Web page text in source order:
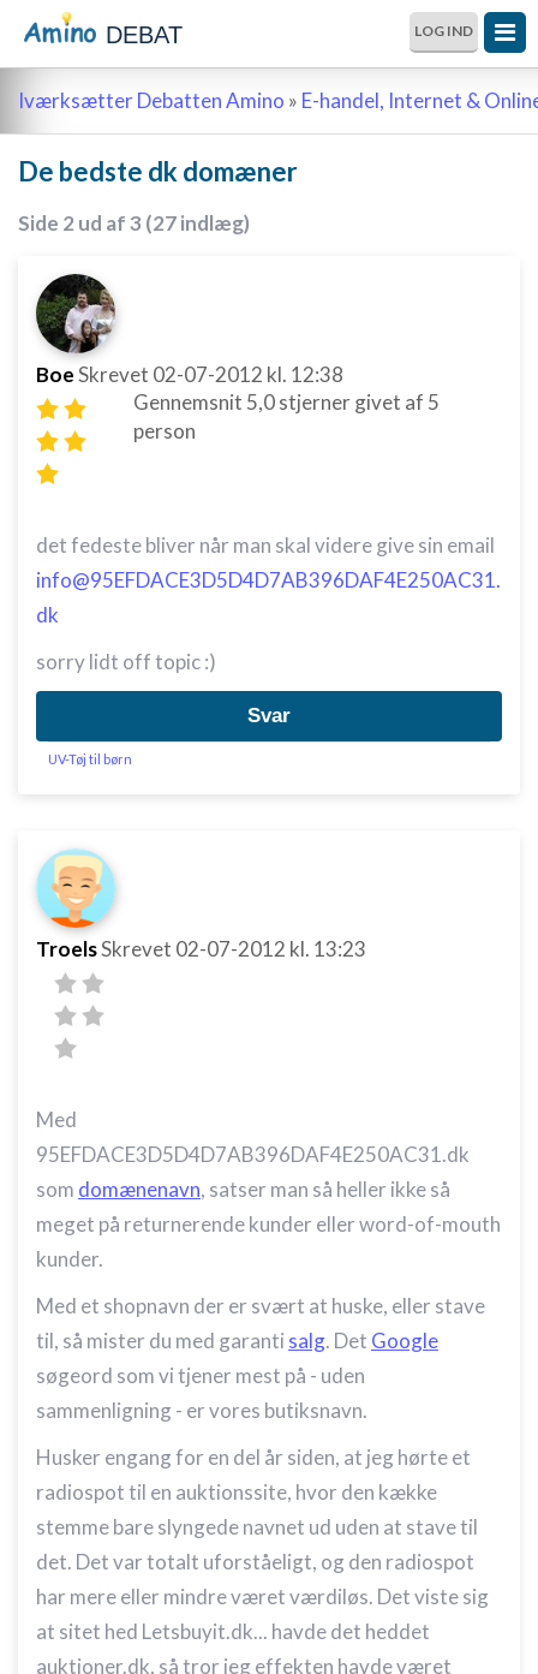
DEBAT LOG IND
Iværksætter Debatten Amino » E-handel, Internet &
De bedste dk domæner
Side 2 ud af 3 (27 indlæg)
BoeSkrevet 02-07-2012 kl. 12:38
Gennemsnit 5,0stjerner givet af 5
person
det fedeste bliver når man skal videre give sin email
info@95EFDACE3D5D4D7AB396DAF4E250AC31.
dk
sorry lidt off topic :)
Svar
UV-Tøj til børn
TroelsSkrevet 02-07-2012 kl. 13:23
Med
95EFDACE3D5D4D7AB396DAF4E250AC31.dk
som domænenavn, satser man så heller ikke så
meget på returnerende kunder eller word-of-mouth
kunder.
Med et shopnavn der er svært at huske, eller stave
til, så mister du med garanti salg. Det Google
søgeord som vi tjener mest på - uden
sammenligning - er vores butiksnavn.
Husker engang for en del år siden, at jeg hørte et
radiospot til en auktionssite, hvor den kække
stemme bare slyngede navnet ud uden at stave til
det. Det var totalt uforståeligt, og den radiospot
har mere eller mindre været værdiløs. Det viste sig
at sitet hed Letsbuyit.dk... havde det heddet
auktioner.dk, så tror jeg effekten havde været